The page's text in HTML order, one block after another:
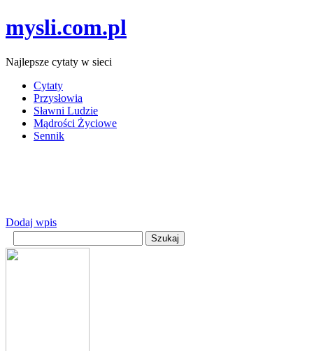
mysli.com.pl
Najlepsze cytaty w sieci
Cytaty
Przysłowia
Sławni Ludzie
Mądrości Życiowe
Sennik
Dodaj wpis